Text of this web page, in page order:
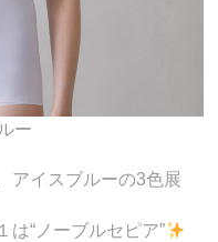
ー
アイスブルーの3色展
は“ノーブルセピア”